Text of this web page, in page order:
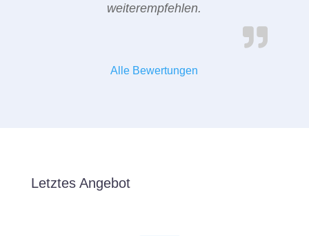
weiterempfehlen.
Alle Bewertungen
Letztes Angebot